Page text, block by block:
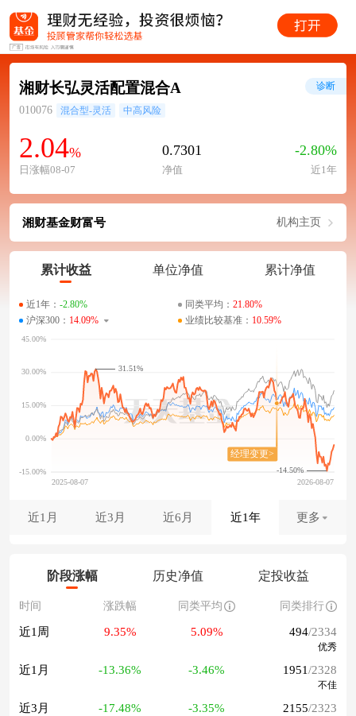
湘财长弘灵活配置混合A
010076 混合型-灵活 中高风险
2.04%
日涨幅08-07
0.7301
净值
-2.80%
近1年
诊断
湘财基金财富号 机构主页
累计收益 单位净值 累计净值
近1年： -2.80% 同类平均： 21.80%
沪深300： 14.09% 业绩比较基准： 10.59%
-14.50%
31.51%
近1月 近3月 近6月 近1年 更多
阶段涨幅 历史净值 定投收益
时间 涨跌幅 同类平均 同类排行
近1周 9.35% 5.09% 494/2334
优秀
近1月 -13.36% -3.46% 1951/2328
不佳
近3月 -17.48% -3.35% 2155/2323